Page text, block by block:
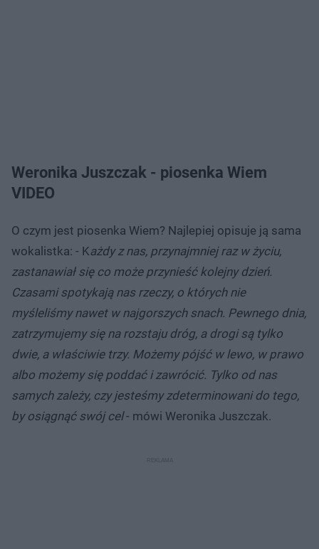
Weronika Juszczak - piosenka Wiem
VIDEO
O czym jest piosenka Wiem? Najlepiej opisuje ją sama
wokalistka: - Każdy z nas, przynajmniej raz w życiu,
zastanawiał się co może przynieść kolejny dzień.
Czasami spotykają nas rzeczy, o których nie
myśleliśmy nawet w najgorszych snach. Pewnego dnia,
zatrzymujemy się na rozstaju dróg, a drogi są tylko
dwie, a właściwie trzy. Możemy pójść w lewo, w prawo
albo możemy się poddać i zawrócić. Tylko od nas
samych zależy, czy jesteśmy zdeterminowani do tego,
by osiągnąć swój cel- mówi Weronika Juszczak.